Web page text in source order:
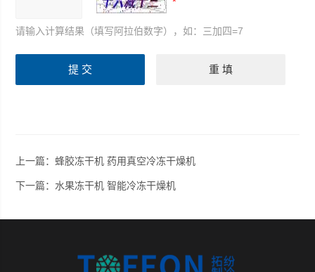
请输入计算结果（填写阿拉伯数字），如：三加四=7
上一篇： 蜂胶冻干机 药用真空冷冻干燥机
下一篇：水果冻干机 智能冷冻干燥机